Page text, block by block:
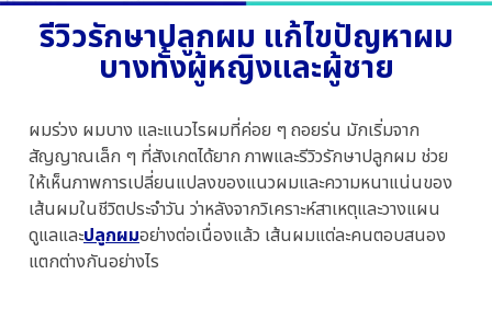
รีวิวรักษาปลูกผม แก้ไขปัญหาผม
บางทั้งผู้หญิงและผู้ชาย
ผมร่วง ผมบาง และแนวไรผมที่ค่อย ๆ ถอยร่น มักเริ่มจาก
สัญญาณเล็ก ๆ ที่สังเกตได้ยาก ภาพและรีวิวรักษาปลูกผม ช่วย
ให้เห็นภาพการเปลี่ยนแปลงของแนวผมและความหนาแน่นของ
เส้นผมในชีวิตประจำวัน ว่าหลังจากวิเคราะห์สาเหตุและวางแผน
ดูแลและปลูกผมอย่างต่อเนื่องแล้ว เส้นผมแต่ละคนตอบสนอง
แตกต่างกันอย่างไร